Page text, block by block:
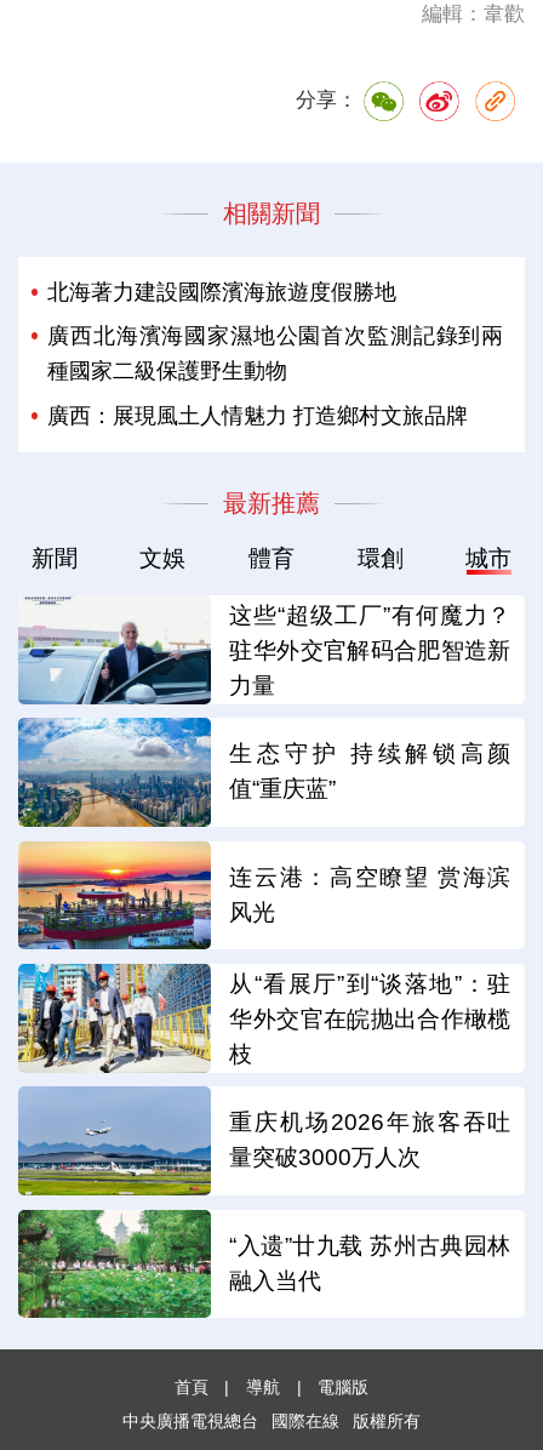
編輯：韋歡
分享：
相關新聞
北海著力建設國際濱海旅遊度假勝地
廣西北海濱海國家濕地公園首次監測記錄到兩
種國家二級保護野生動物
廣西：展現風土人情魅力 打造鄉村文旅品牌
最新推薦
新聞 文娛 體育 環創 城市
这些“超级工厂”有何魔力？
驻华外交官解码合肥智造新
力量
生态守护 持续解锁高颜
值“重庆蓝”
连云港：高空瞭望 赏海滨
风光
从“看展厅”到“谈落地”：驻
华外交官在皖抛出合作橄榄
枝
重庆机场2026年旅客吞吐
量突破3000万人次
“入遗”廿九载 苏州古典园林
融入当代
首頁 | 導航 |
電腦版
中央廣播電視總台
國際在線 版權所有